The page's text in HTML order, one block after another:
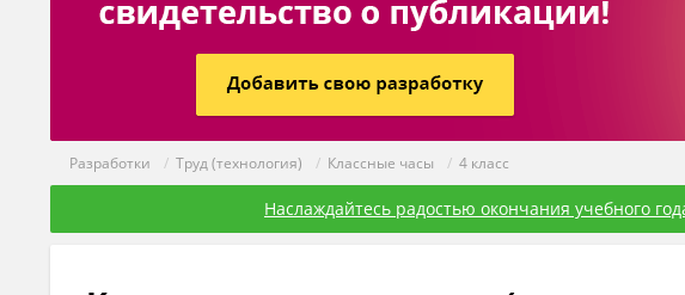
Разработки / Труд (технология) / Классные часы / 4 класс
Наслаждайтесь радостью окончания учебного